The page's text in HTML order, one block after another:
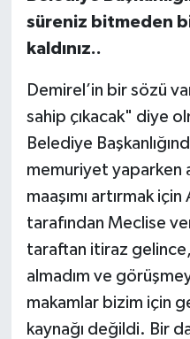
süreniz bitmeden
kaldınız..
Demirel’in bir sözü
sahip çıkacak" diye
Belediye
memuriyet yaparken
maaşımı artırmak
tarafından Meclise
taraftan itiraz
almadım ve
makamlar bizim için
kaynağı değildi. Bir